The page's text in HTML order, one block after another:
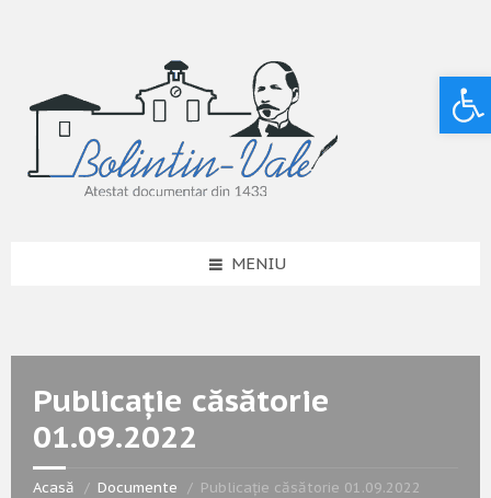
MENIU
Publicație căsătorie
01.09.2022
Acasă Documente Publicație căsătorie 01.09.2022
Deschide bara de unelte